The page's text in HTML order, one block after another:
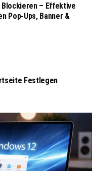
Blockieren – Effektive
Pop-Ups, Banner &
Festlegen